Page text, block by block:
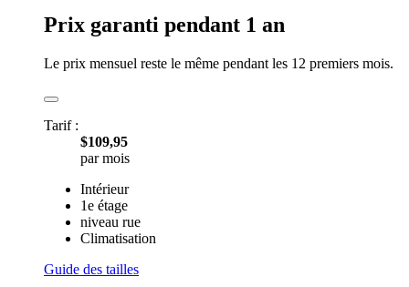
Prix garanti pendant 1 an
Le prix mensuel reste le même pendant les 12 premiers mois.
Tarif :
$109,95
par mois
Intérieur
1e étage
niveau rue
Climatisation
Guide des tailles